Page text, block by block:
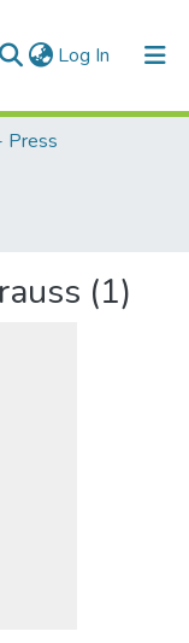
Log In (current)
Press
(1)